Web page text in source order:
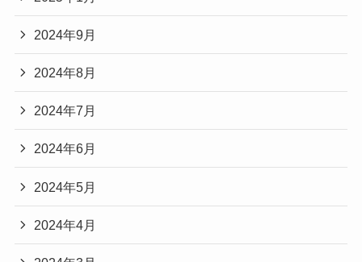
2024年9月
2024年8月
2024年7月
2024年6月
2024年5月
2024年4月